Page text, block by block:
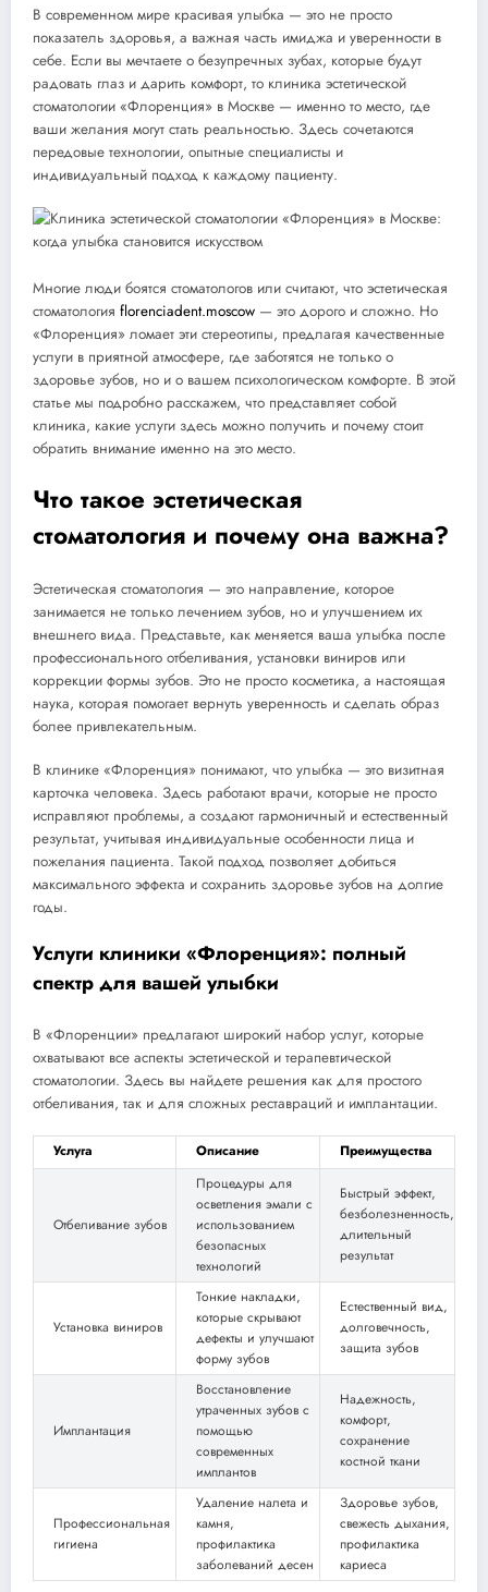
В современном мире красивая улыбка — это не просто
показатель здоровья, а важная часть имиджа и уверенности в
себе. Если вы мечтаете о безупречных зубах, которые будут
радовать глаз и дарить комфорт, то клиника эстетической
стоматологии «Флоренция» в Москве — именно то место, где
ваши желания могут стать реальностью. Здесь сочетаются
передовые технологии, опытные специалисты и
индивидуальный подход к каждому пациенту.
Многие люди боятся стоматологов или считают, что эстетическая
стоматология florenciadent.moscow — это дорого и сложно. Но
«Флоренция» ломает эти стереотипы, предлагая качественные
услуги в приятной атмосфере, где заботятся не только о
здоровье зубов, но и о вашем психологическом комфорте. В этой
статье мы подробно расскажем, что представляет собой
клиника, какие услуги здесь можно получить и почему стоит
обратить внимание именно на это место.
Что такое эстетическая
стоматология и почему она важна?
Эстетическая стоматология — это направление, которое
занимается не только лечением зубов, но и улучшением их
внешнего вида. Представьте, как меняется ваша улыбка после
профессионального отбеливания, установки виниров или
коррекции формы зубов. Это не просто косметика, а настоящая
наука, которая помогает вернуть уверенность и сделать образ
более привлекательным.
В клинике «Флоренция» понимают, что улыбка — это визитная
карточка человека. Здесь работают врачи, которые не просто
исправляют проблемы, а создают гармоничный и естественный
результат, учитывая индивидуальные особенности лица и
пожелания пациента. Такой подход позволяет добиться
максимального эффекта и сохранить здоровье зубов на долгие
годы.
Услуги клиники «Флоренция»: полный
спектр для вашей улыбки
В «Флоренции» предлагают широкий набор услуг, которые
охватывают все аспекты эстетической и терапевтической
стоматологии. Здесь вы найдете решения как для простого
отбеливания, так и для сложных реставраций и имплантации.
Услуга Описание Преимущества
Отбеливание зубов
Процедуры для
осветления эмали с
использованием
безопасных
технологий
Быстрый эффект,
безболезненность,
длительный
результат
Установка виниров
Тонкие накладки,
которые скрывают
дефекты и улучшают
форму зубов
Естественный вид,
долговечность,
защита зубов
Имплантация
Восстановление
утраченных зубов с
помощью
современных
имплантов
Надежность,
комфорт,
сохранение
костной ткани
Профессиональная
гигиена
Удаление налета и
камня,
профилактика
заболеваний десен
Здоровье зубов,
свежесть дыхания,
профилактика
кариеса